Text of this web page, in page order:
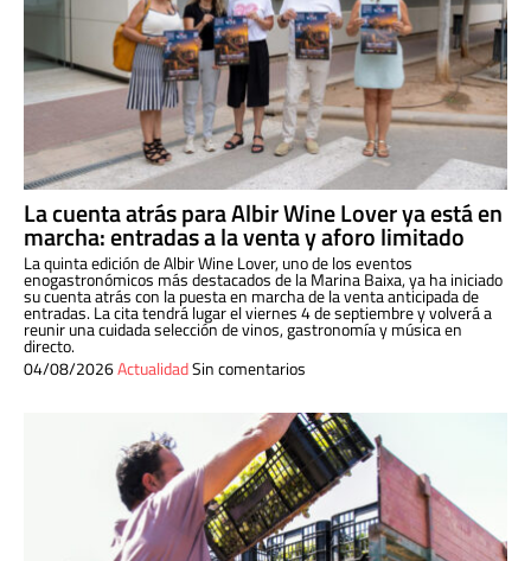
La cuenta atrás para Albir Wine Lover ya está en
marcha: entradas a la venta y aforo limitado
La quinta edición de Albir Wine Lover, uno de los eventos
enogastronómicos más destacados de la Marina Baixa, ya ha iniciado
su cuenta atrás con la puesta en marcha de la venta anticipada de
entradas. La cita tendrá lugar el viernes 4 de septiembre y volverá a
reunir una cuidada selección de vinos, gastronomía y música en
directo.
04/08/2026ActualidadSin comentarios